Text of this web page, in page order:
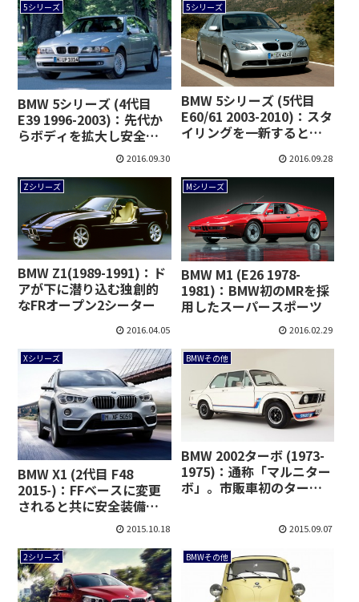
5シリーズ
BMW 5シリーズ (4代目
E39 1996-2003)：先代か
らボディを拡大し安全装
2016.09.30
5シリーズ
BMW 5シリーズ (5代目
E60/61 2003-2010)：スタ
イリングを一新すると共
2016.09.28
Zシリーズ
BMW Z1(1989-1991)：ド
アが下に潜り込む独創的
なFRオープン2シーター
2016.04.05
Mシリーズ
BMW M1 (E26 1978-
1981)：BMW初のMRを採
用したスーパースポーツ
2016.02.29
Xシリーズ
BMW X1 (2代目 F48
2015-)：FFベースに変更
されると共に安全装備が
2015.10.18
BMWその他
BMW 2002ターボ (1973-
1975)：通称「マルニター
ボ」。市販車初のターボ
2015.09.07
2シリーズ BMWその他